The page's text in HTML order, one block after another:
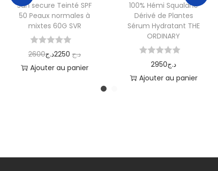
Sun secure Teinté SPF
50 Peaux normales à
mixtes 60G SVR
2600 د.ج 2250د.ج
Ajouter au panier
100% Hémi Squalane
Dérivé de Plantes
Sérum Hydratant THE
ORDINARY
2950د.ج
Ajouter au panier